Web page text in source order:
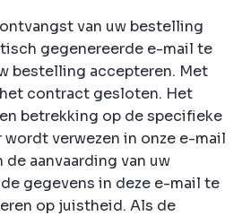
van uw bestelling
gegenereerde e-mail te
bestelling accepteren. Met
contract gesloten. Het
betrekking op de specifieke
wordt verwezen in onze e-mail
aanvaarding van uw
gegevens in deze e-mail te
op juistheid. Als de